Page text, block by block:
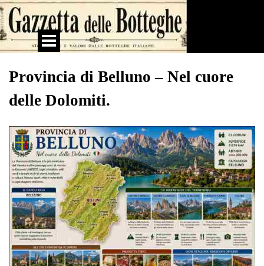
Vai ai contenuti
Salta menù
Provincia di Belluno – Nel cuore
delle Dolomiti.